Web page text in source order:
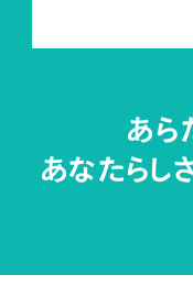
あら
あなたらし